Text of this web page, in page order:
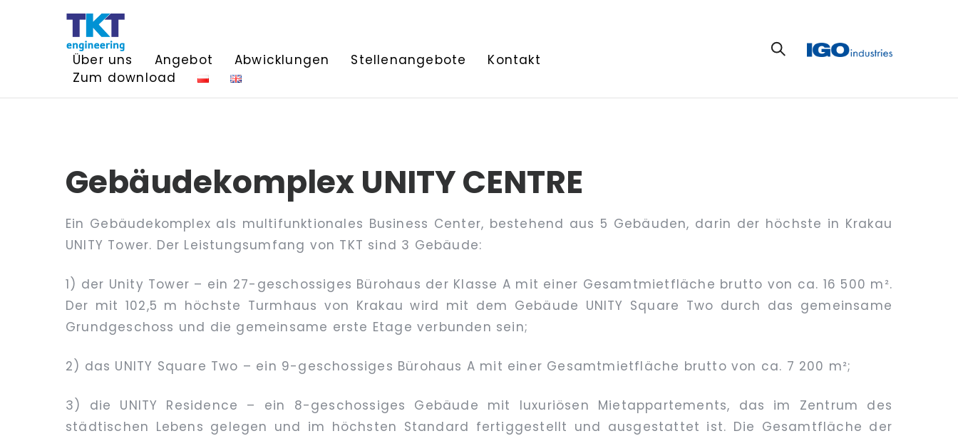
Über uns Angebot Abwicklungen Stellenangebote
Kontakt
Zum download
Gebäudekomplex UNITY CENTRE
Ein Gebäudekomplex als multifunktionales Business Center, bestehend aus 5 Gebäuden, darin der höchste in Krakau
UNITY Tower. Der Leistungsumfang von TKT sind 3 Gebäude:
1) der Unity Tower – ein 27-geschossiges Bürohaus der Klasse A mit einer Gesamtmietfläche brutto von ca. 16 500 m².
Der mit 102,5 m höchste Turmhaus von Krakau wird mit dem Gebäude UNITY Square Two durch das gemeinsame
Grundgeschoss und die gemeinsame erste Etage verbunden sein;
2) das UNITY Square Two – ein 9-geschossiges Bürohaus A mit einer Gesamtmietfläche brutto von ca. 7 200 m²;
3) die UNITY Residence – ein 8-geschossiges Gebäude mit luxuriösen Mietappartements, das im Zentrum des
städtischen Lebens gelegen und im höchsten Standard fertiggestellt und ausgestattet ist. Die Gesamtfläche der